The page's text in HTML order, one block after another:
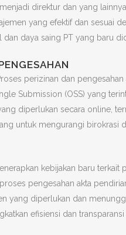
direktur dan yang
yang efektif dan sesuai
daya saing PT yang baru
perizinan dan
Submission (OSS) yang
diperlukan secara online,
untuk mengurangi
kebijakan baru
pengesahan akta
yang diperlukan dan
efisiensi dan